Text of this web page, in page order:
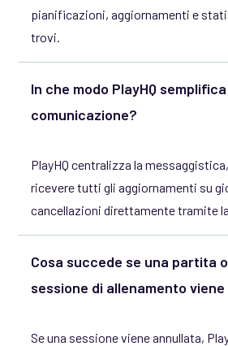
pianificazioni, aggiornamenti e
trovi.
In che modo PlayHQ
comunicazione?
PlayHQ centralizza la
ricevere tutti gli aggiornamenti su
cancellazioni direttamente tramite
Cosa succede se una partita
sessione di allenamento
Se una sessione viene annullata,